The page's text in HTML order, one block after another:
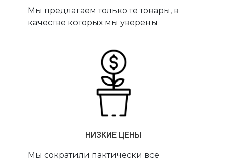
Мы предлагаем только те товары, в
качестве которых мы уверены
НИЗКИЕ ЦЕНЫ
Мы сократили пактически все